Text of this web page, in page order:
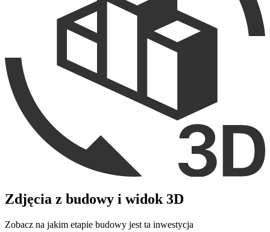
Zdjęcia z budowy i widok 3D
Zobacz na jakim etapie budowy jest ta inwestycja